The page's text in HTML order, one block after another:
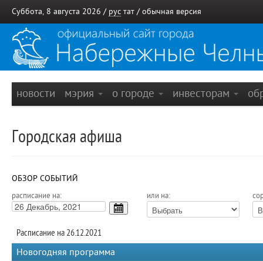
Суббота, 8 августа 2026 / рус тат / обычная версия
новости мэрия о городе инвесторам
Городская афиша
ОБЗОР СОБЫТИЙ
расписание на: или на:
Расписание на 26.12.2021
Новогодняя программа